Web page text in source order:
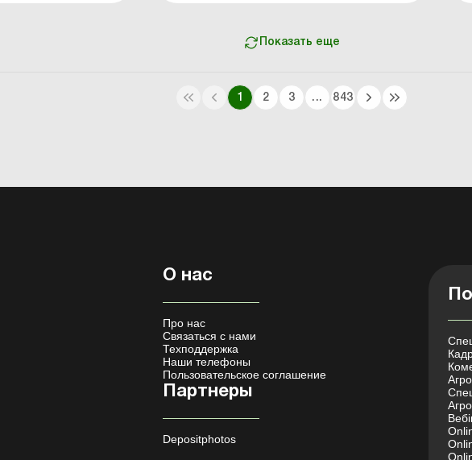
Показать еще
1 2 3 ... 843
О нас
Про нас
Связаться с нами
Техподдержка
Наши телефоны
Пользовательское соглашение
Партнеры
Depositphotos